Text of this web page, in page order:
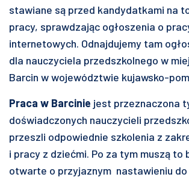
stawiane są przed kandydatkami na
pracy, sprawdzając ogłoszenia o
internetowych. Odnajdujemy tam
dla nauczyciela przedszkolnego w
Barcin w województwie kujawsko-
Praca w Barcinie jest przeznaczona
doświadczonych nauczycieli
przeszli odpowiednie szkolenia z
i pracy z dziećmi. Po za tym muszą to
otwarte o przyjaznym nastawieniu